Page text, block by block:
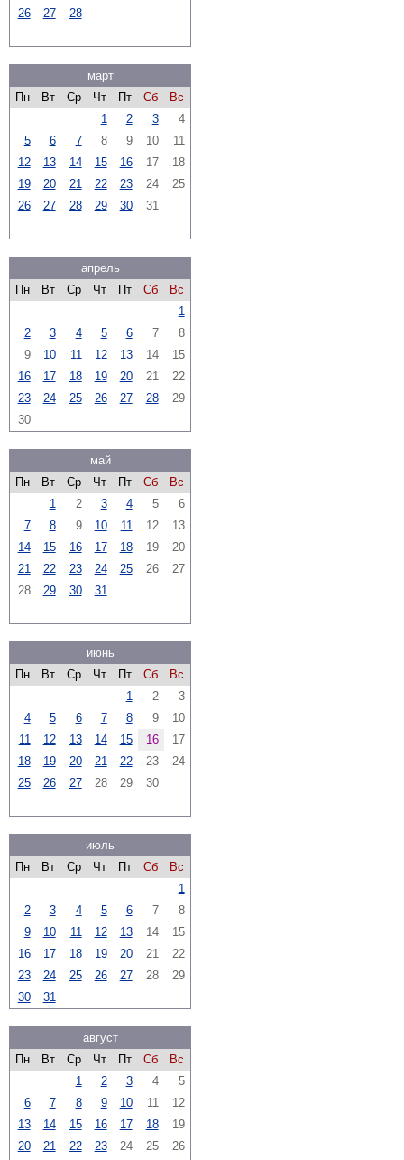
26
27 28
март
Пн
Вт Ср Чт Пт Сб
Вс
1
2 3
4
5
6 7 8 9 10
11
12
13 14 15 16 17
18
19
20 21 22 23 24
25
26
27 28 29 30 31
апрель
Пн
Вт Ср Чт Пт Сб
Вс
1
2
3 4 5 6 7
8
9
10 11 12 13 14
15
16
17 18 19 20 21
22
23
24 25 26 27 28
29
30
май
Пн
Вт Ср Чт Пт Сб
Вс
1
2 3 4 5
6
7
8 9 10 11 12
13
14
15 16 17 18 19
20
21
22 23 24 25 26
27
28
29 30 31
июнь
Пн
Вт Ср Чт Пт Сб
Вс
1
2
3
4
5 6 7 8 9
10
11
12 13 14 15 16
17
18
19 20 21 22 23
24
25
26 27 28 29 30
июль
Пн
Вт Ср Чт Пт Сб
Вс
1
2
3 4 5 6 7
8
9
10 11 12 13 14
15
16
17 18 19 20 21
22
23
24 25 26 27 28
29
30
31
август
Пн
Вт Ср Чт Пт Сб
Вс
1
2 3 4
5
6
7 8 9 10 11
12
13
14 15 16 17 18
19
20
21 22 23 24 25
26